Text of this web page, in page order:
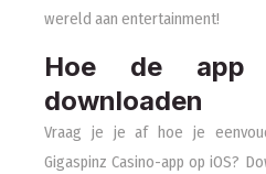
wereld aan entertainment!
Hoe de
downloaden
Vraag je je af hoe je
Gigaspinz Casino-app op iOS?